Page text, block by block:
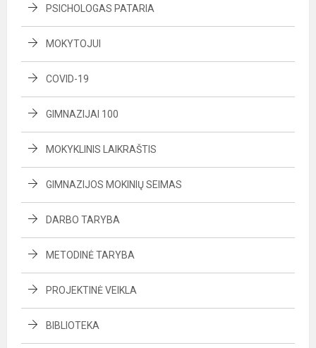
PSICHOLOGAS PATARIA
MOKYTOJUI
COVID-19
GIMNAZIJAI 100
MOKYKLINIS LAIKRAŠTIS
GIMNAZIJOS MOKINIŲ SEIMAS
DARBO TARYBA
METODINĖ TARYBA
PROJEKTINĖ VEIKLA
BIBLIOTEKA